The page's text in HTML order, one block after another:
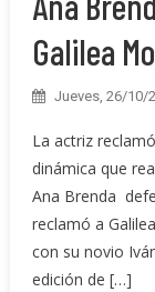
Galilea
Jueves, 26/10/
La actriz
dinámica que
Ana Brenda
reclamó a
con su novio
edición de […]